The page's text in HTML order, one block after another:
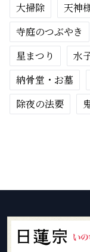
大掃除
天神
寺庭のつぶやき
星まつり
水
納骨堂・お墓
除夜の法要